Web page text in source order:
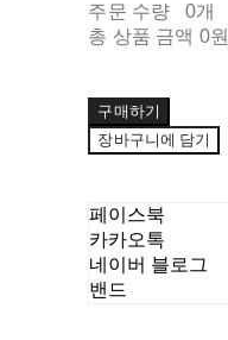
주문 수량
0개
총 상품 금액 0원
구매하기
장바구니에 담기
페이스북
카카오톡
네이버 블로그
밴드